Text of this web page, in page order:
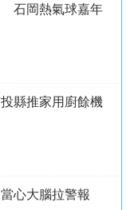
石岡熱氣球嘉年
縣推家用廚餘機
心大腦拉警報